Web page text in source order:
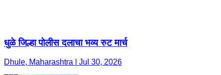
धुळे जिल्हा पोलीस दलाचा भव्य रुट मार्च
Dhule, Maharashtra | Jul 30, 2026